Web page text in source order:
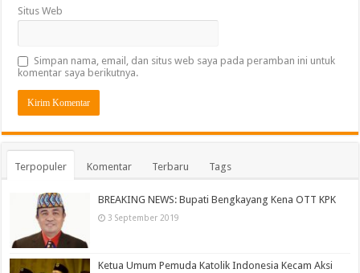
Situs Web
Simpan nama, email, dan situs web saya pada peramban ini untuk
komentar saya berikutnya.
Terpopuler Komentar Terbaru Tags
BREAKING NEWS: Bupati Bengkayang Kena OTT KPK
3 September 2019
Ketua Umum Pemuda Katolik Indonesia Kecam Aksi